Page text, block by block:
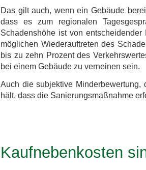
Das gilt auch, wenn ein Gebäude
dass es zum regionalen
Schadenshöhe ist von
möglichen Wiederauftreten des
bis zu zehn Prozent des
bei einem Gebäude zu verneinen sein.
Auch die subjektive
hält, dass die Sanierungsmaßnahme
Kaufnebenkosten